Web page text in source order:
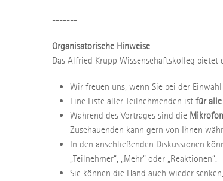
-------
Organisatorische Hinweise
Das Alfried Krupp Wissenschaftskolleg
Wir freuen uns, wenn Sie bei der
Eine Liste aller Teilnehmenden ist für alle
Während des Vortrages sind die
Zuschauenden kann gern von Ihnen
In den anschließenden Diskussionen
„Teilnehmer“, „Mehr“ oder „Reaktionen“.
Sie können die Hand auch wieder